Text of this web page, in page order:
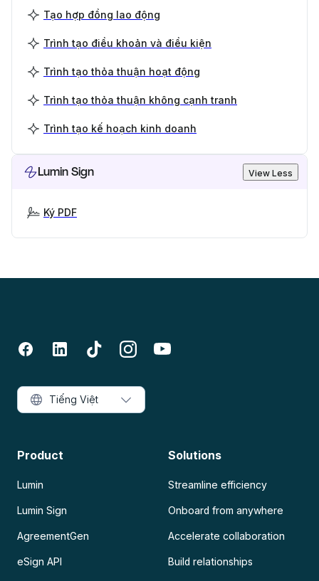
Tạo hợp đồng lao động
Trình tạo điều khoản và điều kiện
Trình tạo thỏa thuận hoạt động
Trình tạo thỏa thuận không cạnh tranh
Trình tạo kế hoạch kinh doanh
Lumin Sign View Less
Ký PDF
Product
Lumin
Lumin Sign
AgreementGen
eSign API
Solutions
Streamline efficiency
Onboard from anywhere
Accelerate collaboration
Build relationships
Tiếng Việt